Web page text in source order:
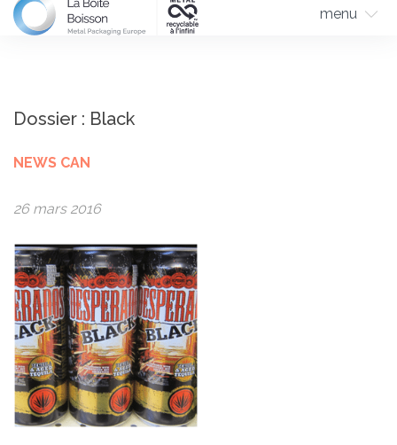
menu
Dossier : Black
NEWS CAN
26 mars 2016